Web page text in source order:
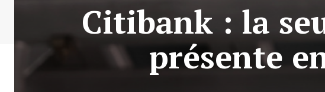
Citibank : la
présente